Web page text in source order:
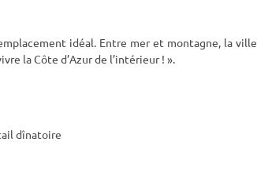
idéal. Entre mer et montagne, la ville
la Côte d’Azur de l’intérieur ! ».
dînatoire